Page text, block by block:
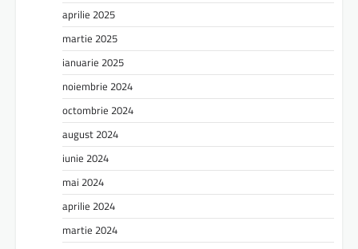
aprilie 2025
martie 2025
ianuarie 2025
noiembrie 2024
octombrie 2024
august 2024
iunie 2024
mai 2024
aprilie 2024
martie 2024